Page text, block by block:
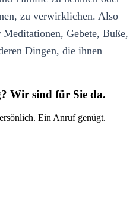
zu verwirklichen. Also
Gebete, Buße,
Dingen, die ihnen
Wir sind für Sie da.
Ein Anruf genügt.